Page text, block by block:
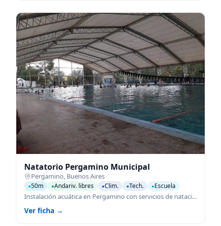
Natatorio Pergamino Municipal
Pergamino, Buenos Aires
●50m ●Andariv. libres ●Clim. ●Tech. ●Escuela
Instalación acuática en Pergamino con servicios de natación para todas las edades.
Ver ficha →